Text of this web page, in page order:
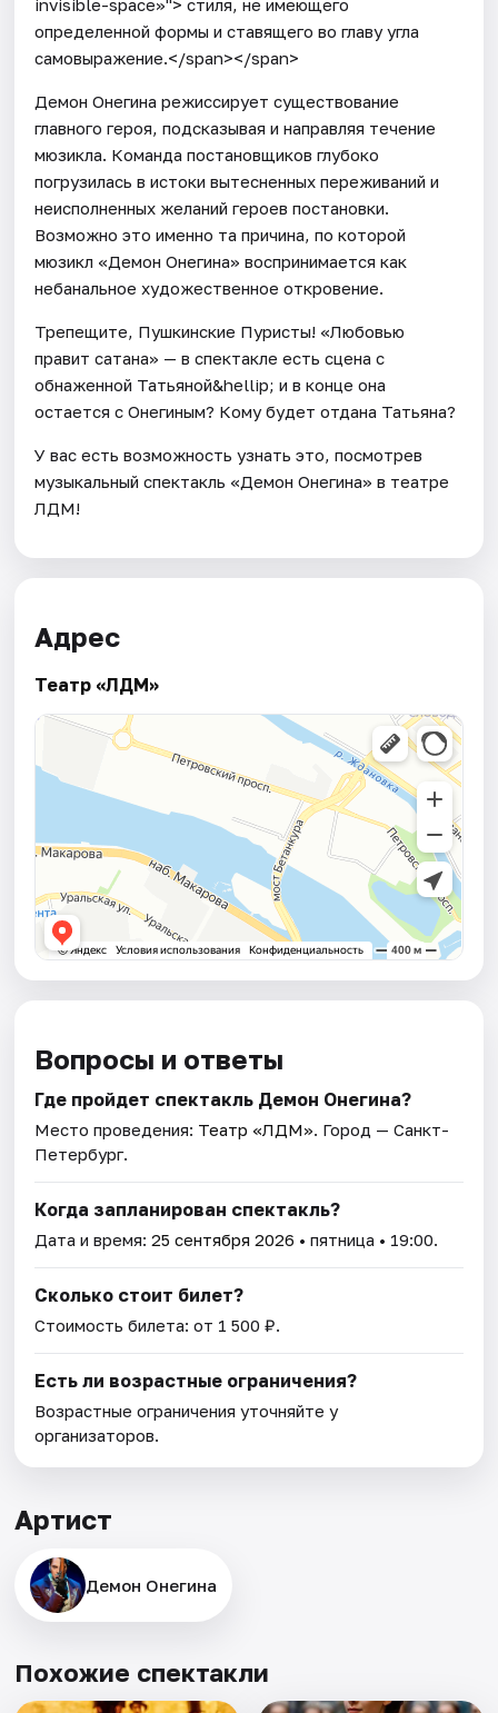
invisible-space»"> стиля, не имеющего
определенной формы и ставящего во главу угла
самовыражение.</span></span>
Демон Онегина режиссирует существование
главного героя, подсказывая и направляя течение
мюзикла. Команда постановщиков глубоко
погрузилась в истоки вытесненных переживаний и
неисполненных желаний героев постановки.
Возможно это именно та причина, по которой
мюзикл «Демон Онегина» воспринимается как
небанальное художественное откровение.
Трепещите, Пушкинские Пуристы! «Любовью
правит сатана» — в спектакле есть сцена с
обнаженной Татьяной&hellip; и в конце она
остается с Онегиным? Кому будет отдана Татьяна?
У вас есть возможность узнать это, посмотрев
музыкальный спектакль «Демон Онегина» в театре
ЛДМ!
Адрес
Театр «ЛДМ»
Вопросы и ответы
Где пройдет спектакль Демон Онегина?
Место проведения: Театр «ЛДМ». Город — Санкт-
Петербург.
Когда запланирован спектакль?
Дата и время:25 сентября 2026 • пятница • 19:00.
Сколько стоит билет?
Стоимость билета: от 1 500 ₽.
Есть ли возрастные ограничения?
Возрастные ограничения уточняйте у
организаторов.
Артист
Демон Онегина
Похожие спектакли